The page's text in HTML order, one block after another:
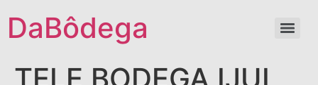
DaBôdega